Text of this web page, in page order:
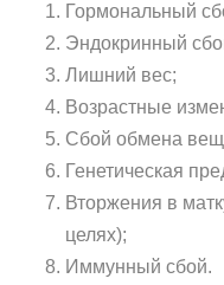
Гормональный
Эндокринный
Лишний вес;
Возрастные
Сбой обмена
Генетическая
Вторжения в
целях);
Иммунный сбой.